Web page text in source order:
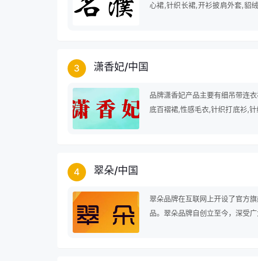
心裙,针织长裙,开衫披肩外套,貂
3 潇香妃/中国
品牌潇香妃产品主要有细吊带连
底百褶裙,性感毛衣,针织打底衫,
4 翠朵/中国
翠朵品牌在互联网上开设了官方
品。翠朵品牌自创立至今，深受